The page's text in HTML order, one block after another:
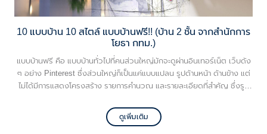
10 แบบบ้าน 10 สไตล์ แบบบ้านฟรี!! (บ้าน 2 ชั้น จากสำนักการ
โยธา กทม.)
แบบบ้านฟรี คือ แบบบ้านทั่วไปที่คนส่วนใหญ่มักจะดูผ่านอินเทอร์เน็ต เว็บดัง
ๆ อย่าง Pinterest ซึ่งส่วนใหญ่ก็เป็นแค่แบบแปลน รูปด้านหน้า ด้านข้าง แต่
ไม่ได้มีการแสดงโครงสร้าง รายการคำนวณ และรายละเอียดที่สำคัญ ซึ่งรูป
รับรองก่อน แล้วยื่นขออนุญาตกับหน่วยงานราชการ สรุปง่าย ๆ คือ แบบบ้าน
ฟรีที่สวย ๆ ตามอินเทอร์เน็ต ไม่สามารถนำไปใช้ได้ ยังต้องผ่านกระบวนการ
ดูเพิ่มเติม